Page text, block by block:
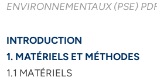
ENVIRONNEMENTAUX (PSE)
INTRODUCTION
1. MATÉRIELS ET MÉTHODES
1.1 MATÉRIELS